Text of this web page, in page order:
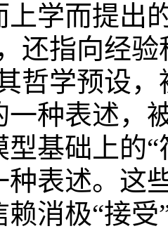
上学而提出
还指向经
哲学预设
一种表述，
型基础上的
种表述。这
消极“接受